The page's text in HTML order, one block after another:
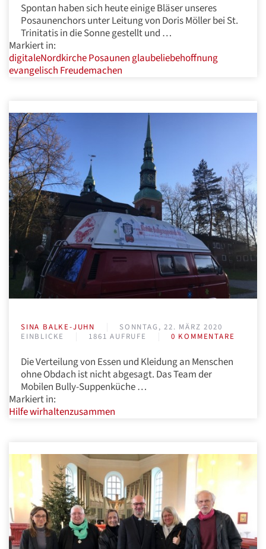
Spontan haben sich heute einige Bläser unseres
Posaunenchors unter Leitung von Doris Möller bei St.
Trinitatis in die Sonne gestellt und …
Markiert in:
digitaleNordkirchePosaunen glaubeliebehoffnung
evangelisch Freudemachen
SINA BALKE-JUHN
SONNTAG, 22. MÄRZ 2020
EINBLICKE
1861 AUFRUFE 0 KOMMENTARE
Die Verteilung von Essen und Kleidung an Menschen
ohne Obdach ist nicht abgesagt. Das Team der
Mobilen Bully-Suppenküche …
Markiert in:
Hilfewirhaltenzusammen